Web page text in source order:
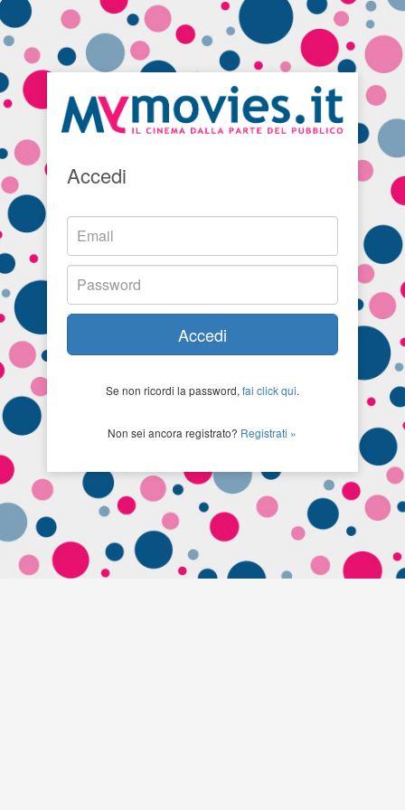
Accedi
Accedi
Se non ricordi la password, fai click qui.
Non sei ancora registrato? Registrati »